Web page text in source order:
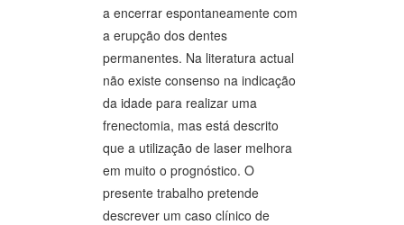
a encerrar espontaneamente com
a erupção dos dentes
permanentes. Na literatura actual
não existe consenso na indicação
da idade para realizar uma
frenectomia, mas está descrito
que a utilização de laser melhora
em muito o prognóstico. O
presente trabalho pretende
descrever um caso clínico de